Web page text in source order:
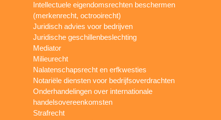
Intellectuele eigendomsrechten beschermen
(merkenrecht, octrooirecht)
Juridisch advies voor bedrijven
Juridische geschillenbeslechting
Mediator
Milieurecht
Nalatenschapsrecht en erfkwesties
Notariële diensten voor bedrijfsoverdrachten
Onderhandelingen over internationale
handelsovereenkomsten
Strafrecht